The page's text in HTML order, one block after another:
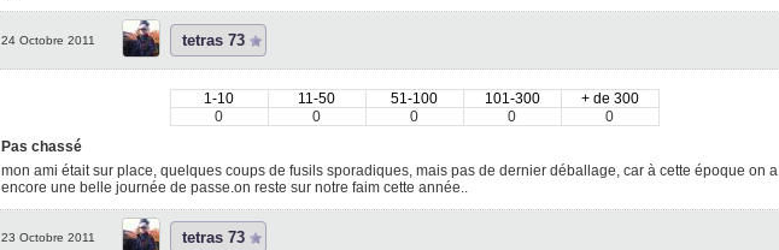
24 Octobre 2011 tetras 73
1-10 11-50 51-100 101-300
+ de 300
0
0 0 0
0
Pas chassé
mon ami était sur place, quelques coups de fusils sporadiques, mais pas de dernier déballage, car à cette époque on a
encore une belle journée de passe.on reste sur notre faim cette année..
23 Octobre 2011 tetras 73